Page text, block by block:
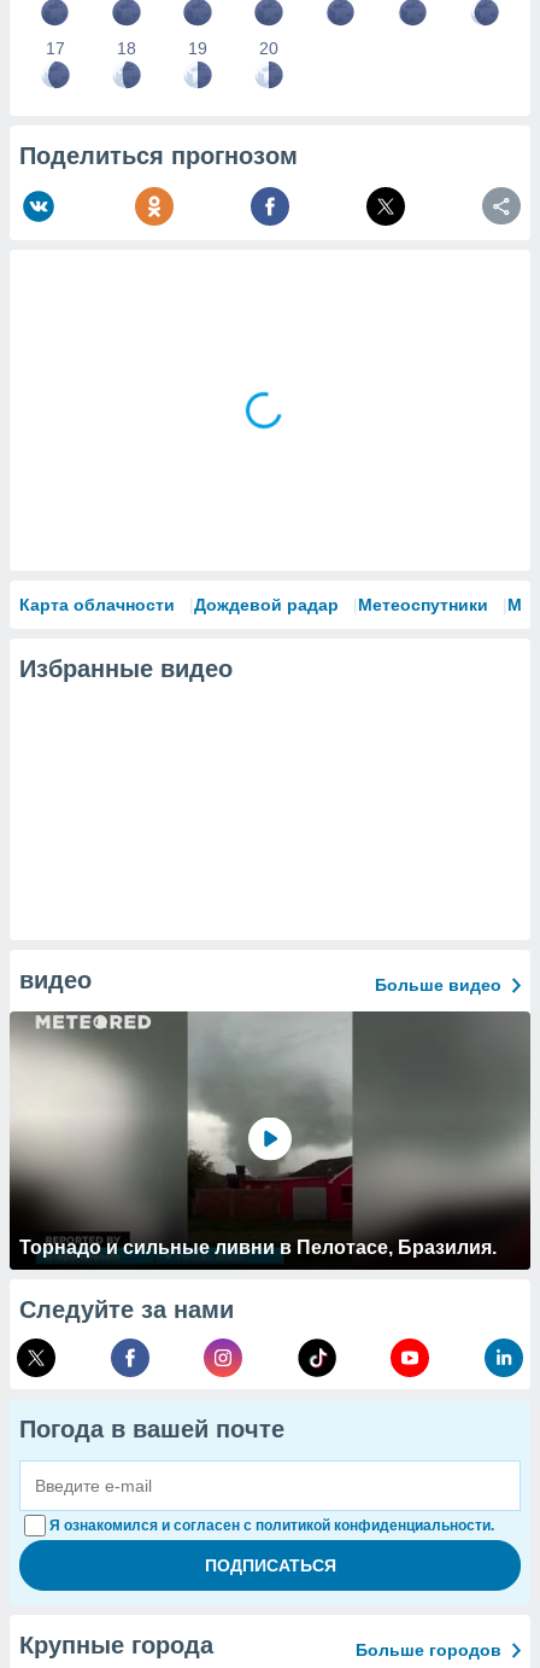
17 18 19 20
Поделиться прогнозом
Карта облачности Дождевой радар Метеоспутники
Избранные видео
видео Больше видео
Торнадо и сильные ливни в Пелотасе, Бразилия.
Следуйте за нами
Погода в вашей почте
Я ознакомился и согласен с политикой конфиденциальности.
Крупные города Больше городов